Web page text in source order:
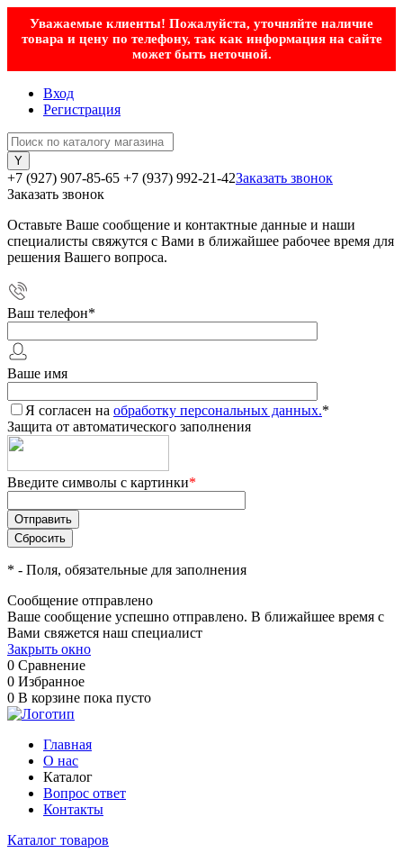
Уважаемые клиенты! Пожалуйста, уточняйте наличие
товара и цену по телефону, так как информация на сайте
может быть неточной.
Вход
Регистрация
+7 (927) 907-85-65 +7 (937) 992-21-42Заказать звонок
Заказать звонок
Оставьте Ваше сообщение и контактные данные и наши
специалисты свяжутся с Вами в ближайшее рабочее время для
решения Вашего вопроса.
Ваш телефон*
Ваше имя
Я согласен на обработку персональных данных.*
Защита от автоматического заполнения
Введите символы с картинки*
* - Поля, обязательные для заполнения
Сообщение отправлено
Ваше сообщение успешно отправлено. В ближайшее время с
Вами свяжется наш специалист
Закрыть окно
0 Сравнение
0 Избранное
0 В корзине пока пусто
Главная
О нас
Каталог
Вопрос ответ
Контакты
Каталог товаров